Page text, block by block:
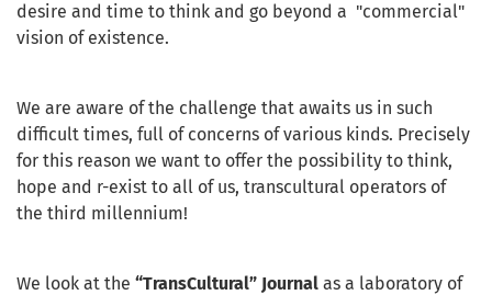
desire and time to think and go beyond a "commercial"
vision of existence.
We are aware of the challenge that awaits us in such
difficult times, full of concerns of various kinds. Precisely
for this reason we want to offer the possibility to think,
hope and r-exist to all of us, transcultural operators of
the third millennium!
We look at the “TransCultural” Journal as a laboratory of